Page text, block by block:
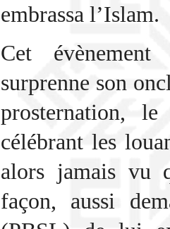
embrassa l’Islam.
Cet
surprenne son
prosternation,
célébrant les
alors jamais vu
façon, aussi